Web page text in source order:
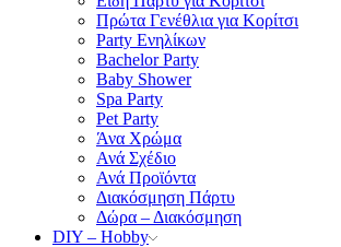
Πρώτα Γενέθλια για Κορίτσι
Party Ενηλίκων
Bachelor Party
Baby Shower
Spa Party
Pet Party
Άνα Χρώμα
Ανά Σχέδιο
Ανά Προϊόντα
Διακόσμηση Πάρτυ
Δώρα – Διακόσμηση
DIY – Hobby